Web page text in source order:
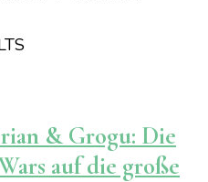
& Grogu: Die
auf die große